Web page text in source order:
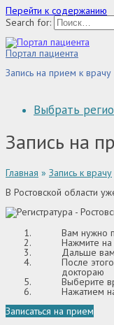
Перейти к содержанию
Search for:
Портал пациента
Запись на прием к врачу
Выбрать
Запись на
Главная » Запись к врачу
В Ростовской области
Вам нужно
Нажмите на
Дальше вам
После
доктораю
Выберите
Нажатием
Записаться на прием